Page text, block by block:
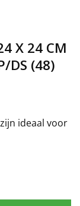
X 24 CM
DS (48)
ideaal voor